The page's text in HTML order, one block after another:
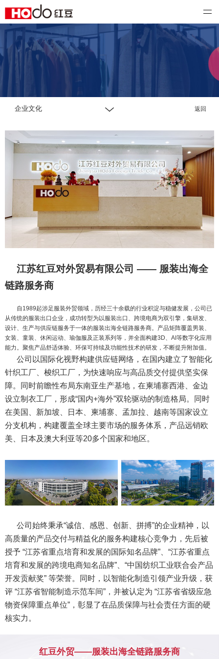
红豆国际
企业文化 返回
江苏红豆对外贸易有限公司 —— 服装出海全
链路服务商
自1989起涉足服装外贸领域，历经三十余载的行业积淀与稳健发展，公司已
从传统的服装出口企业，成功转型为以服装出口、跨境电商为双引擎，集研发、
设计、生产与供应链服务于一体的服装出海全链路服务商。产品矩阵覆盖男装、
女装、童装、休闲运动、瑜伽服及正装系列等，并全面构建3D、AI等数字化应用
能力。聚焦产品舒适体验、环保可持续及功能性技术的研发，不断提升附加值。
公司以国际化视野构建供应链网络，在国内建立了智能化
针织工厂、梭织工厂，为快速响应与高品质交付提供坚实保
障。同时前瞻性布局东南亚生产基地，在柬埔寨西港、金边
设立制衣工厂，形成“国内+海外”双轮驱动的制造格局。同时
在美国、新加坡、日本、柬埔寨、孟加拉、越南等国家设立
分支机构，构建覆盖全球主要市场的服务体系，产品远销欧
美、日本及澳大利亚等20多个国家和地区。
公司始终秉承“诚信、感恩、创新、拼搏”的企业精神，以
高质量的产品交付与精益化的服务构建核心竞争力，先后被
授予 “江苏省重点培育和发展的国际知名品牌”、“江苏省重点
培育和发展的跨境电商知名品牌”、“中国纺织工业联合会产品
开发贡献奖” 等荣誉。同时，以智能化制造引领产业升级，获
评 “江苏省智能制造示范车间”，并被认定为 “江苏省省级应急
物资保障重点单位”，彰显了在品质保障与社会责任方面的硬
核实力。
红豆外贸——服装出海全链路服务商